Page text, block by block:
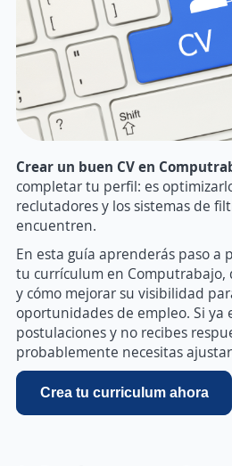
Crear un buen CV en
completar tu perfil: es
reclutadores y los sistemas de
encuentren.
En esta guía aprenderás paso a
tu currículum en
y cómo mejorar su visibilidad
oportunidades de empleo. Si ya
postulaciones y no recibes
probablemente necesitas
Crea tu curriculum ahora